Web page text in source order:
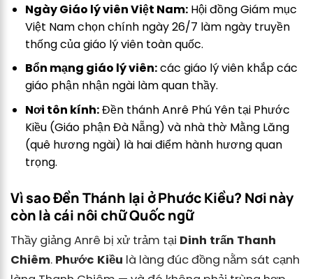
Ngày Giáo lý viên Việt Nam:Hội đồng Giám mục
Việt Nam chọn chính ngày 26/7 làm ngày truyền
thống của giáo lý viên toàn quốc.
Bổn mạng giáo lý viên:các giáo lý viên khắp các
giáo phận nhận ngài làm quan thầy.
Nơi tôn kính:Đền thánh Anrê Phú Yên tại Phước
Kiều (Giáo phận Đà Nẵng) và nhà thờ Mằng Lăng
(quê hương ngài) là hai điểm hành hương quan
trọng.
Vì sao Đền Thánh lại ở Phước Kiều? Nơi này
còn là cái nôi chữ Quốc ngữ
Thầy giảng Anrê bị xử trảm tại Dinh trấn Thanh
Chiêm. Phước Kiều là làng đúc đồng nằm sát cạnh